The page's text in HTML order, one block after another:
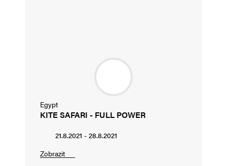
Egypt
KITE SAFARI - FULL POWER
21.8.2021 - 28.8.2021
Zobrazit